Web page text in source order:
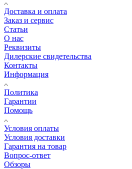
Доставка и оплата
Заказ и сервис
Статьи
О нас
Реквизиты
Дилерские свидетельства
Контакты
Информация
Политика
Гарантии
Помощь
Условия оплаты
Условия доставки
Гарантия на товар
Вопрос-ответ
Обзоры